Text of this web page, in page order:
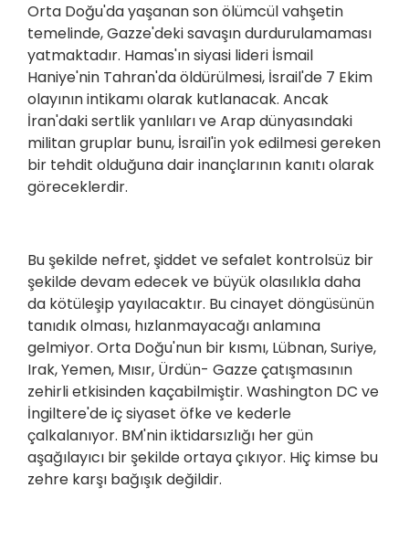
Orta Doğu'da yaşanan son ölümcül vahşetin
temelinde, Gazze'deki savaşın durdurulamaması
yatmaktadır. Hamas'ın siyasi lideri İsmail
Haniye'nin Tahran'da öldürülmesi, İsrail'de 7 Ekim
olayının intikamı olarak kutlanacak. Ancak
İran'daki sertlik yanlıları ve Arap dünyasındaki
militan gruplar bunu, İsrail'in yok edilmesi gereken
bir tehdit olduğuna dair inançlarının kanıtı olarak
göreceklerdir.
Bu şekilde nefret, şiddet ve sefalet kontrolsüz bir
şekilde devam edecek ve büyük olasılıkla daha
da kötüleşip yayılacaktır. Bu cinayet döngüsünün
tanıdık olması, hızlanmayacağı anlamına
gelmiyor. Orta Doğu'nun bir kısmı, Lübnan, Suriye,
Irak, Yemen, Mısır, Ürdün- Gazze çatışmasının
zehirli etkisinden kaçabilmiştir. Washington DC ve
İngiltere'de iç siyaset öfke ve kederle
çalkalanıyor. BM'nin iktidarsızlığı her gün
aşağılayıcı bir şekilde ortaya çıkıyor. Hiç kimse bu
zehre karşı bağışık değildir.